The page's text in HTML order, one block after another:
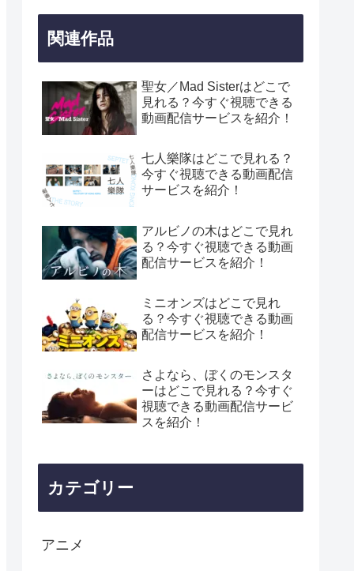
関連作品
聖女／Mad Sisterはどこで
見れる？今すぐ視聴できる
動画配信サービスを紹介！
七人樂隊はどこで見れる？
今すぐ視聴できる動画配信
サービスを紹介！
アルビノの木はどこで見れ
る？今すぐ視聴できる動画
配信サービスを紹介！
ミニオンズはどこで見れ
る？今すぐ視聴できる動画
配信サービスを紹介！
さよなら、ぼくのモンスタ
ーはどこで見れる？今すぐ
視聴できる動画配信サービ
スを紹介！
カテゴリー
アニメ